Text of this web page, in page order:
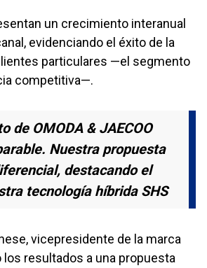
un crecimiento interanual
evidenciando el éxito de la
particulares —el segmento
competitiva—.
de OMODA & JAECOO
Nuestra propuesta
destacando el
tecnología híbrida SHS
vicepresidente de la marca
los resultados a una propuesta